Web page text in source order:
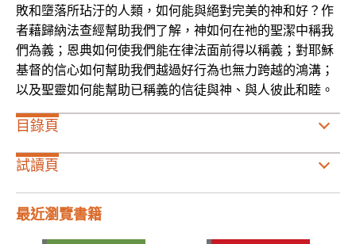
敗和墮落所玷汙的人類，如何能與絕對完美的神和好？作
者藉歸納法查經幫助我們了解，神如何在祂的聖潔中稱我
們為義；恩典如何使我們能在律法面前得以稱義；對耶穌
基督的信心如何幫助我們越過好行為也無力跨越的鴻溝；
以及聖靈如何能幫助已稱義的信徒與神、與人彼此和睦。
目錄頁
試讀頁
最近瀏覽書籍